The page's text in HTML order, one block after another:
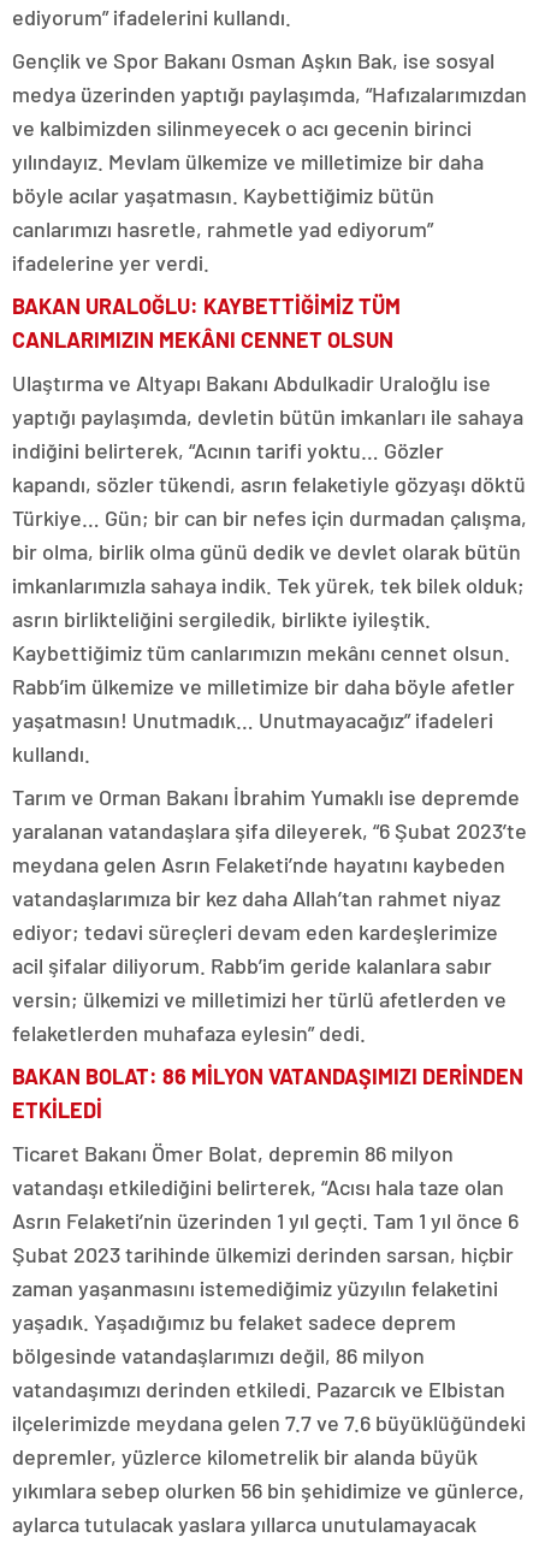
ediyorum” ifadelerini kullandı.
Gençlik ve Spor Bakanı Osman Aşkın Bak, ise sosyal
medya üzerinden yaptığı paylaşımda, “Hafızalarımızdan
ve kalbimizden silinmeyecek o acı gecenin birinci
yılındayız. Mevlam ülkemize ve milletimize bir daha
böyle acılar yaşatmasın. Kaybettiğimiz bütün
canlarımızı hasretle, rahmetle yad ediyorum”
ifadelerine yer verdi.
BAKAN URALOĞLU: KAYBETTİĞİMİZ TÜM
CANLARIMIZIN MEKÂNI CENNET OLSUN
Ulaştırma ve Altyapı Bakanı Abdulkadir Uraloğlu ise
yaptığı paylaşımda, devletin bütün imkanları ile sahaya
indiğini belirterek, “Acının tarifi yoktu… Gözler
kapandı, sözler tükendi, asrın felaketiyle gözyaşı döktü
Türkiye… Gün; bir can bir nefes için durmadan çalışma,
bir olma, birlik olma günü dedik ve devlet olarak bütün
imkanlarımızla sahaya indik. Tek yürek, tek bilek olduk;
asrın birlikteliğini sergiledik, birlikte iyileştik.
Kaybettiğimiz tüm canlarımızın mekânı cennet olsun.
Rabb’im ülkemize ve milletimize bir daha böyle afetler
yaşatmasın! Unutmadık… Unutmayacağız” ifadeleri
kullandı.
Tarım ve Orman Bakanı İbrahim Yumaklı ise depremde
yaralanan vatandaşlara şifa dileyerek, “6 Şubat 2023’te
meydana gelen Asrın Felaketi’nde hayatını kaybeden
vatandaşlarımıza bir kez daha Allah’tan rahmet niyaz
ediyor; tedavi süreçleri devam eden kardeşlerimize
acil şifalar diliyorum. Rabb’im geride kalanlara sabır
versin; ülkemizi ve milletimizi her türlü afetlerden ve
felaketlerden muhafaza eylesin” dedi.
BAKAN BOLAT: 86 MİLYON VATANDAŞIMIZI DERİNDEN
ETKİLEDİ
Ticaret Bakanı Ömer Bolat, depremin 86 milyon
vatandaşı etkilediğini belirterek, “Acısı hala taze olan
Asrın Felaketi’nin üzerinden 1 yıl geçti. Tam 1 yıl önce 6
Şubat 2023 tarihinde ülkemizi derinden sarsan, hiçbir
zaman yaşanmasını istemediğimiz yüzyılın felaketini
yaşadık. Yaşadığımız bu felaket sadece deprem
bölgesinde vatandaşlarımızı değil, 86 milyon
vatandaşımızı derinden etkiledi. Pazarcık ve Elbistan
ilçelerimizde meydana gelen 7.7 ve 7.6 büyüklüğündeki
depremler, yüzlerce kilometrelik bir alanda büyük
yıkımlara sebep olurken 56 bin şehidimize ve günlerce,
aylarca tutulacak yaslara yıllarca unutulamayacak